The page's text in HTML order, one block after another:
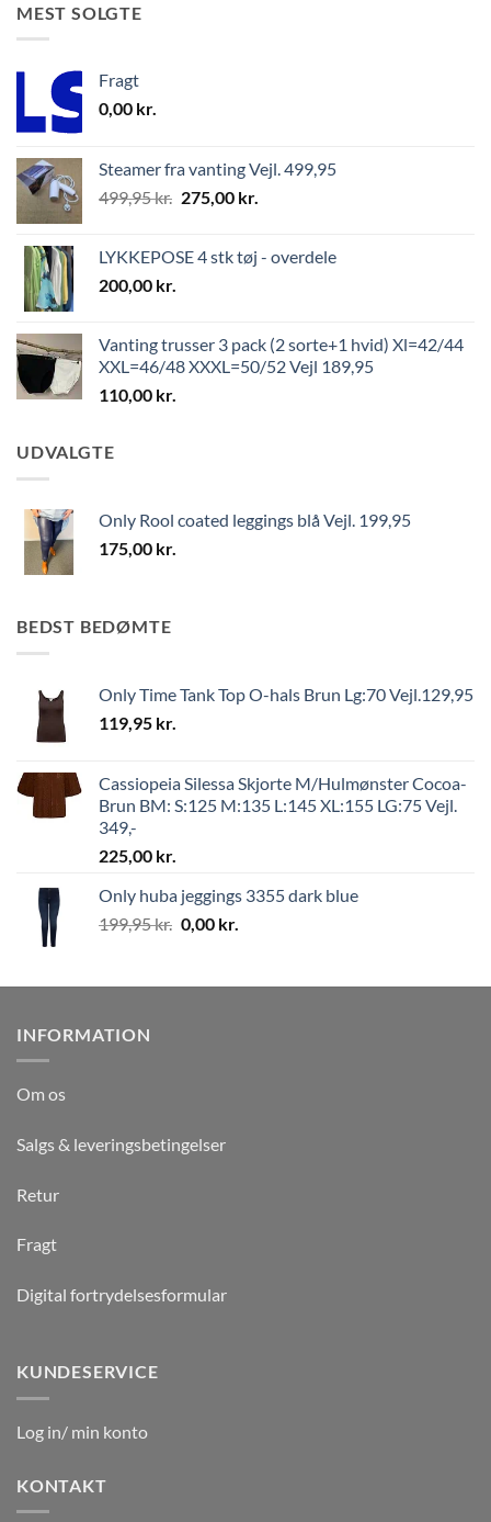
MEST SOLGTE
Fragt
0,00 kr.
Steamer fra vanting Vejl. 499,95
499,95kr. 275,00 kr.
LYKKEPOSE 4 stk tøj - overdele
200,00 kr.
Vanting trusser 3 pack (2 sorte+1 hvid) Xl=42/44
XXL=46/48 XXXL=50/52 Vejl 189,95
110,00 kr.
UDVALGTE
Only Rool coated leggings blå Vejl. 199,95
175,00 kr.
BEDST BEDØMTE
Only Time Tank Top O-hals Brun Lg:70 Vejl.129,95
119,95 kr.
Cassiopeia Silessa Skjorte M/Hulmønster Cocoa-
Brun BM: S:125 M:135 L:145 XL:155 LG:75 Vejl.
349,-
225,00 kr.
Only huba jeggings 3355 dark blue
199,95kr. 0,00 kr.
INFORMATION
Om os
Salgs & leveringsbetingelser
Retur
Fragt
Digital fortrydelsesformular
KUNDESERVICE
Log in/ min konto
KONTAKT